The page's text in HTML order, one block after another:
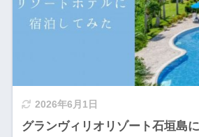
2026年6月1日
グランヴィリオリゾート石垣島